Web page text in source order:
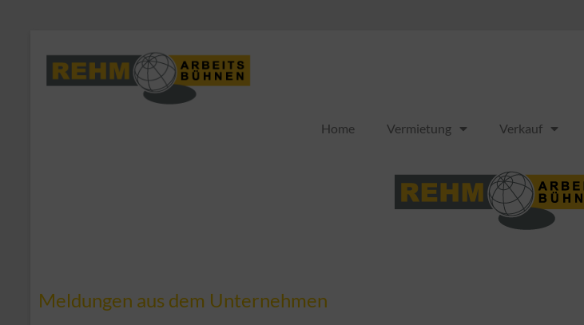
Home Vermietung Verkauf
Meldungen aus dem Unternehmen